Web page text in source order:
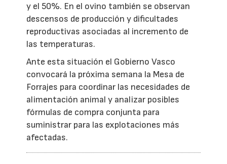
y el 50%. En el ovino también se observan
descensos de producción y dificultades
reproductivas asociadas al incremento de
las temperaturas.
Ante esta situación el Gobierno Vasco
convocará la próxima semana la Mesa de
Forrajes para coordinar las necesidades de
alimentación animal y analizar posibles
fórmulas de compra conjunta para
suministrar para las explotaciones más
afectadas.